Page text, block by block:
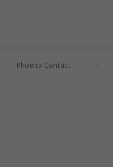
Phoenix Contact -